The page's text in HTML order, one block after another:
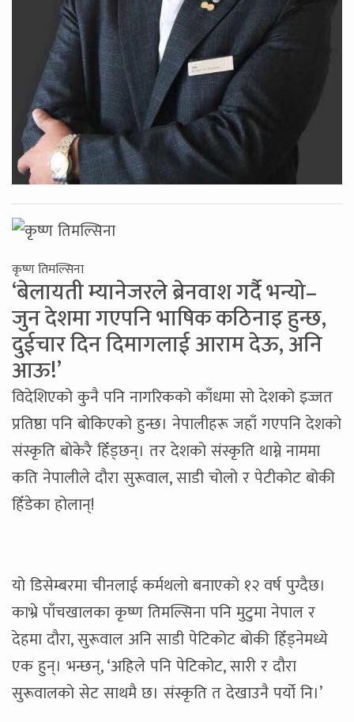
कृष्ण तिमल्सिना
‘बेलायती म्यानेजरले ब्रेनवाश गर्दै भन्यो–
जुन देशमा गएपनि भाषिक कठिनाइ हुन्छ,
दुईचार दिन दिमागलाई आराम देऊ, अनि
आऊ!’
विदेशिएको कुनै पनि नागरिकको काँधमा सो देशको इज्जत
प्रतिष्ठा पनि बोकिएको हुन्छ। नेपालीहरू जहाँ गएपनि देशको
संस्कृति बोकेरै हिँड्छन्। तर देशको संस्कृति थाम्ने नाममा
कति नेपालीले दौरा सुरूवाल, साडी चोलो र पेटीकोट बोकी
हिँडेका होलान्!
यो डिसेम्बरमा चीनलाई कर्मथलो बनाएको १२ वर्ष पुग्दैछ।
काभ्रे पाँचखालका कृष्ण तिमल्सिना पनि मुटुमा नेपाल र
देहमा दौरा, सुरूवाल अनि साडी पेटिकोट बोकी हिँड्नेमध्ये
एक हुन्। भन्छन्, ‘अहिले पनि पेटिकोट, सारी र दौरा
सुरूवालको सेट साथमै छ। संस्कृति त देखाउनै पर्यो नि।’